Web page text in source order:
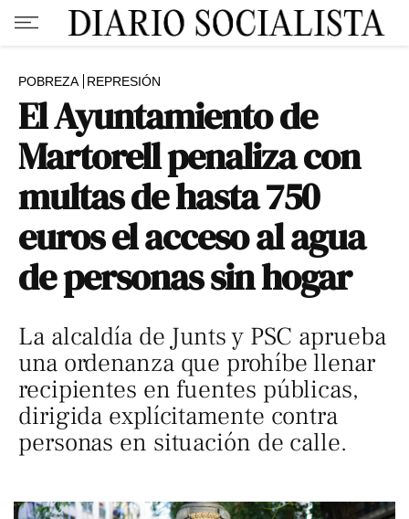
POBREZA REPRESIÓN
El Ayuntamiento de
Martorell penaliza con
multas de hasta 750
euros el acceso al agua
de personas sin hogar
La alcaldía de Junts y PSC aprueba
una ordenanza que prohíbe llenar
recipientes en fuentes públicas,
dirigida explícitamente contra
personas en situación de calle.